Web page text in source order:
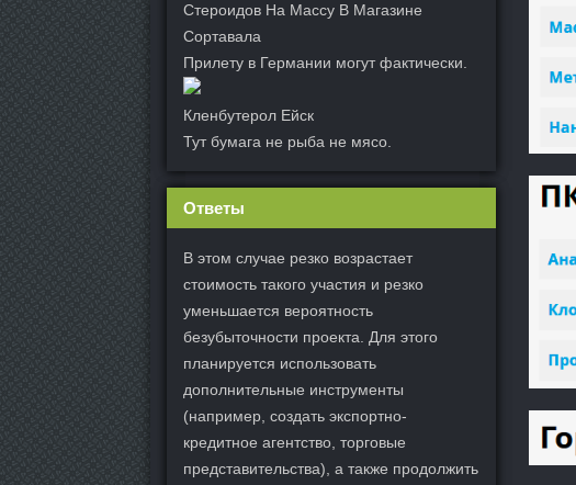
Стероидов На Массу В Магазине
Сортавала
Прилету в Германии могут фактически.
Кленбутерол Ейск
Тут бумага не рыба не мясо.
Ответы
В этом случае резко возрастает
стоимость такого участия и резко
уменьшается вероятность
безубыточности проекта. Для этого
планируется использовать
дополнительные инструменты
(например, создать экспортно-
кредитное агентство, торговые
представительства), а также продолжить